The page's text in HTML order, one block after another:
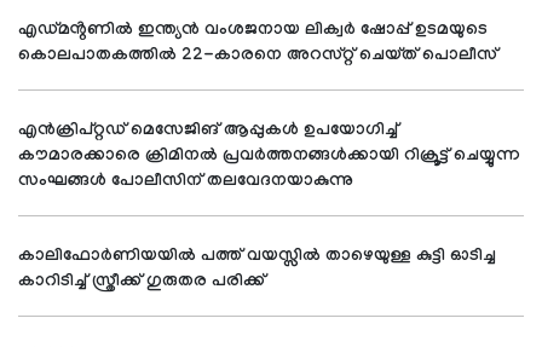
എഡ്മൻ്റണിൽ ഇന്ത്യൻ വംശജനായ ലിക്വർ ഷോപ്പ് ഉടമയുടെ
കൊലപാതകത്തിൽ 22-കാരനെ അറസ്റ്റ് ചെയ്ത് പൊലീസ്
എൻക്രിപ്റ്റഡ് മെസേജിങ് ആപ്പുകൾ ഉപയോഗിച്ച്
കൗമാരക്കാരെ ക്രിമിനൽ പ്രവർത്തനങ്ങൾക്കായി റിക്രൂട്ട് ചെയ്യുന്ന
സംഘങ്ങൾ പോലീസിന് തലവേദനയാകുന്നു
കാലിഫോർണിയയിൽ പത്ത് വയസ്സിൽ താഴെയുള്ള കുട്ടി ഓടിച്ച
കാറിടിച്ച് സ്ത്രീക്ക് ഗുരുതര പരിക്ക്